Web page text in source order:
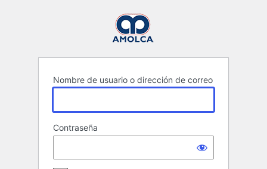
Nombre de usuario o dirección de correo
Contraseña